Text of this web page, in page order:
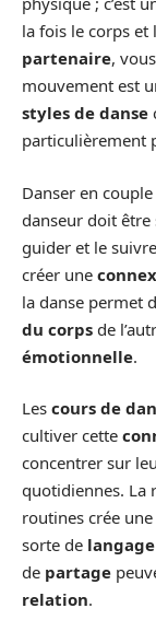
la fois le corps et
partenaire,
mouvement est
styles de danse
particulièrement
Danser en
danseur doit être
guider et le
créer une
la danse permet
du corps de
émotionnelle.
Les cours de
cultiver cette
concentrer sur
quotidiennes. La
routines crée une
sorte de
de partage
relation.